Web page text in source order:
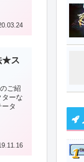
★ス
ご紹
ーな
タ